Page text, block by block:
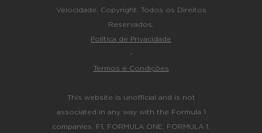
Velocidade. Copyright. Todos os Direitos
Reservados.
Política de Privacidade
-
Termos e Condições
This website is unofficial and is not
associated in any way with the Formula 1
companies. F1, FORMULA ONE, FORMULA 1,